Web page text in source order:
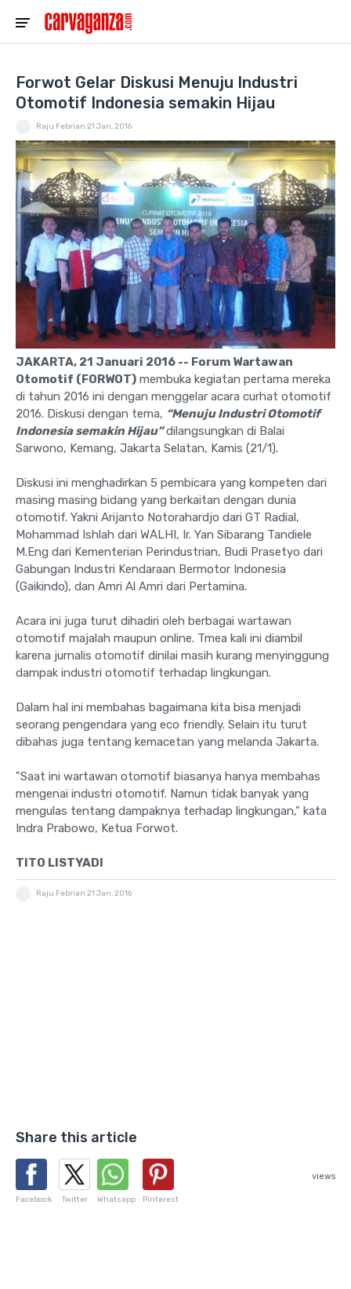
Forwot Gelar Diskusi Menuju Industri
Otomotif Indonesia semakin Hijau
Raju Febrian 21 Jan, 2016
JAKARTA, 21 Januari 2016 -- Forum Wartawan
Otomotif (FORWOT) membuka kegiatan pertama mereka
di tahun 2016 ini dengan menggelar acara curhat otomotif
2016. Diskusi dengan tema, “Menuju Industri Otomotif
Indonesia semakin Hijau”dilangsungkan di Balai
Sarwono, Kemang, Jakarta Selatan, Kamis (21/1).
Diskusi ini menghadirkan 5 pembicara yang kompeten dari
masing masing bidang yang berkaitan dengan dunia
otomotif. Yakni Arijanto Notorahardjo dari GT Radial,
Mohammad Ishlah dari WALHI, Ir. Yan Sibarang Tandiele
M.Eng dari Kementerian Perindustrian, Budi Prasetyo dari
Gabungan Industri Kendaraan Bermotor Indonesia
(Gaikindo), dan Amri Al Amri dari Pertamina.
Acara ini juga turut dihadiri oleh berbagai wartawan
otomotif majalah maupun online. Tmea kali ini diambil
karena jurnalis otomotif dinilai masih kurang menyinggung
dampak industri otomotif terhadap lingkungan.
Dalam hal ini membahas bagaimana kita bisa menjadi
seorang pengendara yang eco friendly. Selain itu turut
dibahas juga tentang kemacetan yang melanda Jakarta.
"Saat ini wartawan otomotif biasanya hanya membahas
mengenai industri otomotif. Namun tidak banyak yang
mengulas tentang dampaknya terhadap lingkungan," kata
Indra Prabowo, Ketua Forwot.
TITO LISTYADI
Raju Febrian 21 Jan, 2016
Share this article
Facebook Twitter Whatsapp Pinterest
views